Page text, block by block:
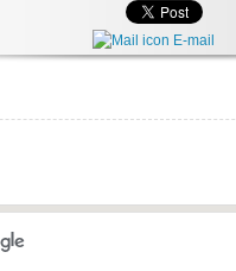
E-mail